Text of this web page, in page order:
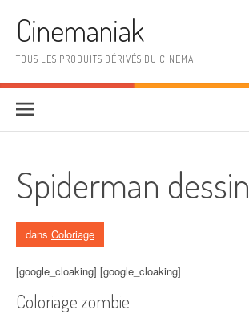
Cinemaniak
TOUS LES PRODUITS DÉRIVÉS DU CINEMA
Spiderman dessin
dans Coloriage
[google_cloaking] [google_cloaking]
Coloriage zombie